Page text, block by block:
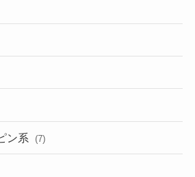
ン系 (7)